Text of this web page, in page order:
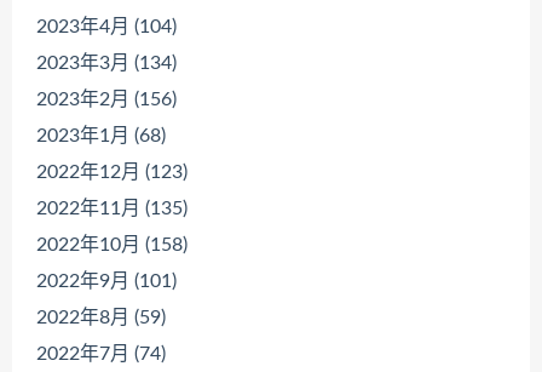
2023年4月 (104)
2023年3月 (134)
2023年2月 (156)
2023年1月 (68)
2022年12月 (123)
2022年11月 (135)
2022年10月 (158)
2022年9月 (101)
2022年8月 (59)
2022年7月 (74)